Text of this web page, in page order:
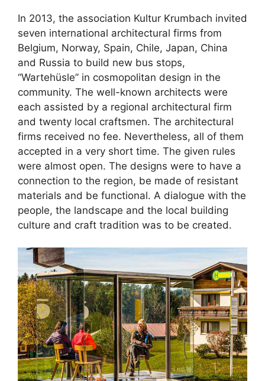
In 2013, the association Kultur Krumbach invited
seven international architectural firms from
Belgium, Norway, Spain, Chile, Japan, China
and Russia to build new bus stops,
“Wartehüsle” in cosmopolitan design in the
community. The well-known architects were
each assisted by a regional architectural firm
and twenty local craftsmen. The architectural
firms received no fee. Nevertheless, all of them
accepted in a very short time. The given rules
were almost open. The designs were to have a
connection to the region, be made of resistant
materials and be functional. A dialogue with the
people, the landscape and the local building
culture and craft tradition was to be created.